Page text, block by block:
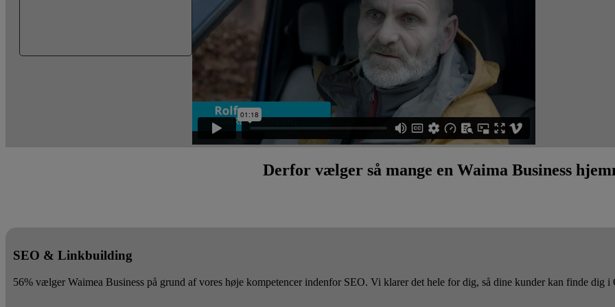
Derfor vælger så mange en Waima Business
SEO & Linkbuilding
56% vælger Waimea Business på grund af vores høje kompetencer indenfor SEO. Vi klarer det hele for dig, så dine kunder kan finde dig i